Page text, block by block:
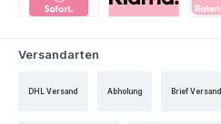
Versandarten
DHL Versand Abholung Brief Versand